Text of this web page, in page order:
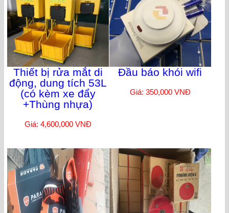
Thiết bị rửa mắt di
động, dung tích 53L
(có kèm xe đẩy
+Thùng nhựa)
Giá: 4,600,000 VNĐ
Đầu báo khói wifi
Giá: 350,000 VNĐ